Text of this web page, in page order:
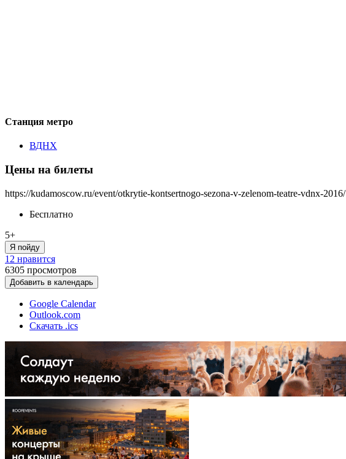
Станция метро
ВДНХ
Цены на билеты
https://kudamoscow.ru/event/otkrytie-kontsertnogo-sezona-v-zelenom-teatre-vdnx-2016/
Бесплатно
5+
Я пойду
12 нравится
6305 просмотров
Добавить в календарь
Google Calendar
Outlook.com
Скачать .ics